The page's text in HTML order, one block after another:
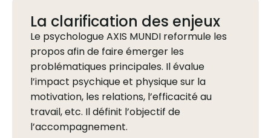
La clarification des enjeux
Le psychologue AXIS MUNDI reformule les
propos afin de faire émerger les
problématiques principales. Il évalue
l’impact psychique et physique sur la
motivation, les relations, l’efficacité au
travail, etc. Il définit l’objectif de
l’accompagnement.